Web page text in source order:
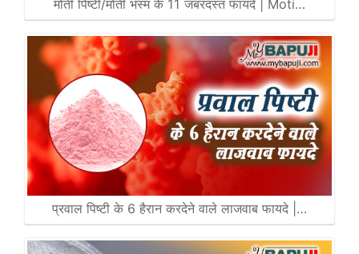
मोती पिष्टी/मोती भस्म के 11 जबरदस्त फायदे | Moti…
प्रवाल पिष्टी के 6 हैरान करदेने वाले लाजवाब फायदे |…